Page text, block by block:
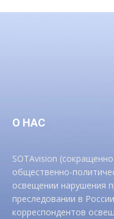
О НАС
SOTAvision
общественно-
освещении нарушения
преследовании в
корреспондентов